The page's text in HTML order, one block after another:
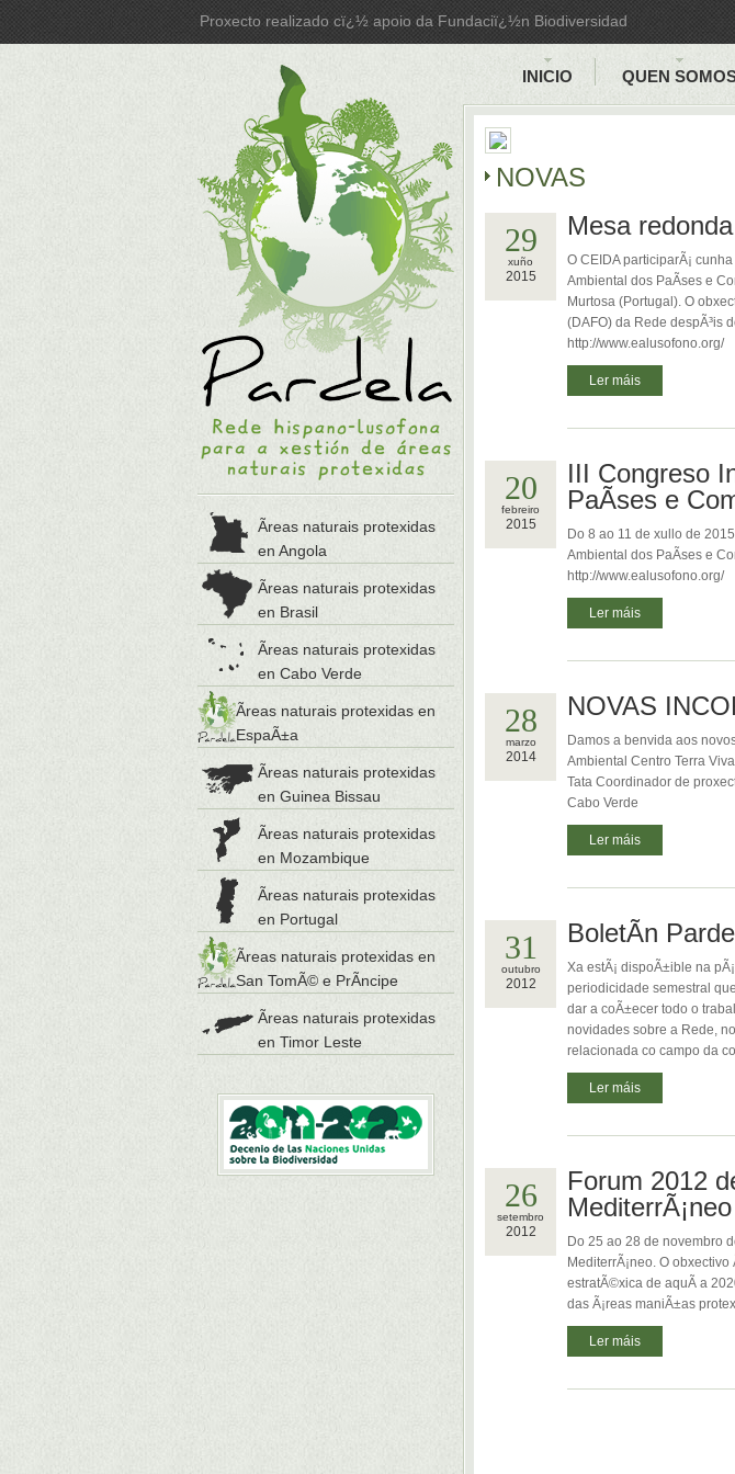
Proxecto realizado cï¿½ apoio da Fundaciï¿½n Biodiversidad
Ãreas naturais protexidas
en Angola
Ãreas naturais protexidas
en Brasil
Ãreas naturais protexidas
en Cabo Verde
Ãreas naturais protexidas en
EspaÃ±a
Ãreas naturais protexidas
en Guinea Bissau
Ãreas naturais protexidas
en Mozambique
Ãreas naturais protexidas
en Portugal
Ãreas naturais protexidas en
San TomÃ© e PrÃ­ncipe
Ãreas naturais protexidas
en Timor Leste
INICIO QUEN
NOVAS
29
xuño
2015
Mesa
O CEIDA participarÃ¡
Ambiental dos PaÃ­ses e
Murtosa (Portugal). O
(DAFO) da Rede despÃ³is
http://www.ealusofono.org/
Ler máis
20
febreiro
2015
III Congreso
PaÃ­ses e
Do 8 ao 11 de xullo de
Ambiental dos PaÃ­ses e
http://www.ealusofono.org/
Ler máis
28
marzo
2014
NOVAS
Damos a benvida aos
Ambiental Centro Terra
Tata Coordinador de
Cabo Verde
Ler máis
31
outubro
2012
BoletÃ­n
Xa estÃ¡ dispoÃ±ible na
periodicidade semestral
dar a coÃ±ecer todo o
novidades sobre a Rede,
relacionada co campo da
Ler máis
26
setembro
2012
Forum 2012
MediterrÃ¡neo
Do 25 ao 28 de novembro
MediterrÃ¡neo. O
estratÃ©xica de aquÃ­ a
das Ã¡reas maniÃ±as
Ler máis